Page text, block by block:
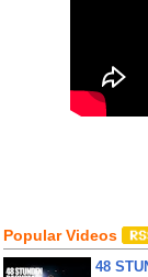
Popular Videos
48